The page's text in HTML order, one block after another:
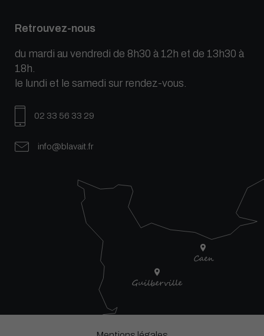
Retrouvez-nous
du mardi au vendredi de 8h30 à 12h et de 13h30 à
18h.
le lundi et le samedi sur rendez-vous.
02 33 56 33 29
info@blavait.fr